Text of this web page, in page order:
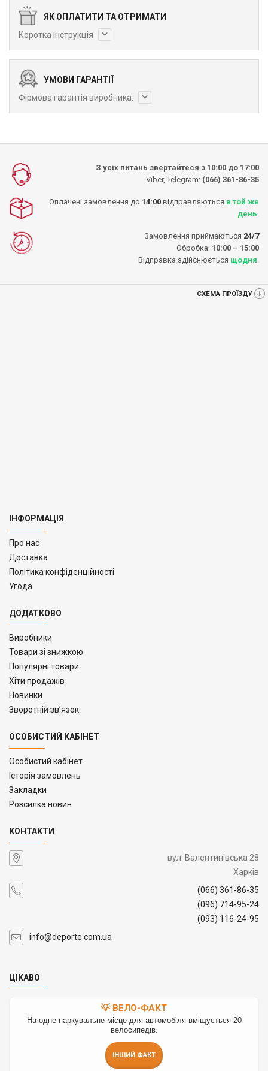
ЯК ОПЛАТИТИ ТА ОТРИМАТИ
Коротка інструкція
УМОВИ ГАРАНТІЇ
Фірмова гарантія виробника:
З усіх питань звертайтеся з 10:00 до 17:00
Viber, Telegram: (066) 361-86-35
Оплачені замовлення до 14:00 відправляються в той же
день
Замовлення приймаються 24/7
Обробка: 10:00 – 15:00
Відправка здійснюється щодня
СХЕМА ПРОЇЗДУ
ІНФОРМАЦІЯ
Про нас
Доставка
Політика конфіденційності
Угода
ДОДАТКОВО
Виробники
Товари зі знижкою
Популярні товари
Хіти продажів
Новинки
Зворотній зв’язок
ОСОБИСТИЙ КАБІНЕТ
Особистий кабінет
Історія замовлень
Закладки
Розсилка новин
КОНТАКТИ
вул. Валентинівська 28
Харків
(066) 361-86-35
(096) 714-95-24
(093) 116-24-95
info@deporte.com.ua
ЦІКАВО
💡 ВЕЛО-ФАКТ
На одне паркувальне місце для автомобіля вміщується 20
велосипедів.
ІНШИЙ ФАКТ